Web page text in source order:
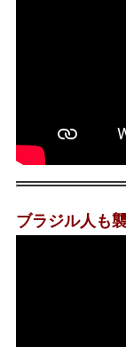
ブラジル人も